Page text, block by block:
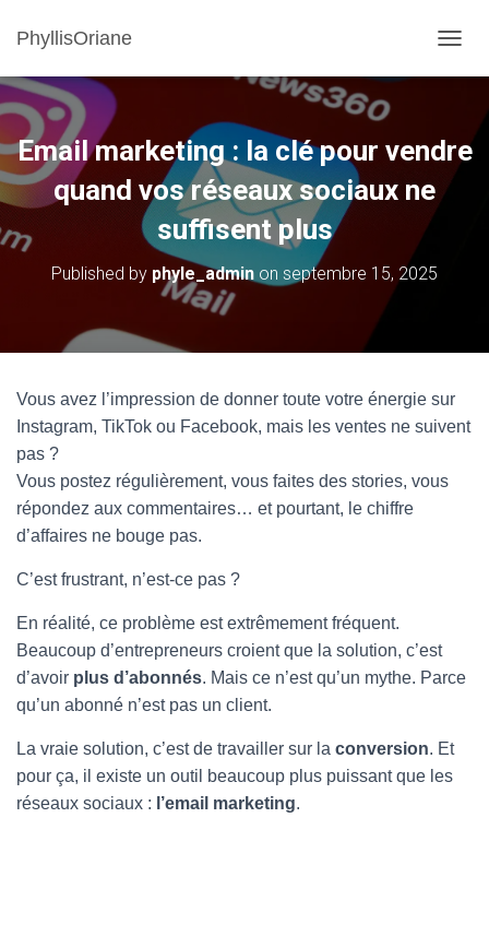
PhyllisOriane
Email marketing : la clé pour vendre
quand vos réseaux sociaux ne
suffisent plus
Published by phyle_admin on septembre 15, 2025
Vous avez l’impression de donner toute votre énergie sur
Instagram, TikTok ou Facebook, mais les ventes ne suivent
pas ?
Vous postez régulièrement, vous faites des stories, vous
répondez aux commentaires… et pourtant, le chiffre
d’affaires ne bouge pas.
C’est frustrant, n’est-ce pas ?
En réalité, ce problème est extrêmement fréquent.
Beaucoup d’entrepreneurs croient que la solution, c’est
d’avoir plus d’abonnés. Mais ce n’est qu’un mythe. Parce
qu’un abonné n’est pas un client.
La vraie solution, c’est de travailler sur la conversion. Et
pour ça, il existe un outil beaucoup plus puissant que les
réseaux sociaux : l’email marketing.